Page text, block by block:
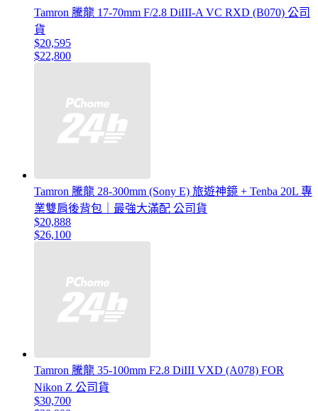
Tamron 騰龍 17-70mm F/2.8 DiIII-A VC RXD (B070) 公司
貨
$20,595
$22,800
Tamron 騰龍 28-300mm (Sony E) 旅遊神鏡 + Tenba 20L 專
業雙肩後背包｜最強大滿配 公司貨
$20,888
$26,100
Tamron 騰龍 35-100mm F2.8 DiIII VXD (A078) FOR
Nikon Z 公司貨
$30,700